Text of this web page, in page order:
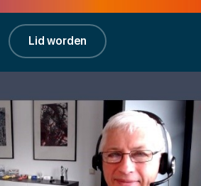
Lid worden